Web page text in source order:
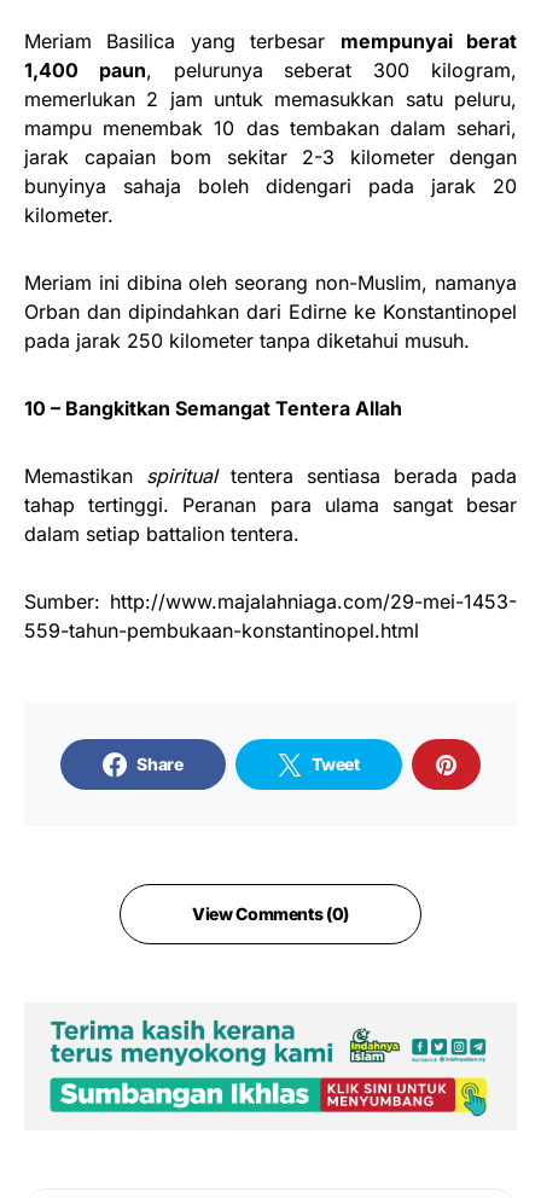
Meriam Basilica yang terbesar mempunyai berat
1,400 paun, pelurunya seberat 300 kilogram,
memerlukan 2 jam untuk memasukkan satu peluru,
mampu menembak 10 das tembakan dalam sehari,
jarak capaian bom sekitar 2-3 kilometer dengan
bunyinya sahaja boleh didengari pada jarak 20
kilometer.
Meriam ini dibina oleh seorang non-Muslim, namanya
Orban dan dipindahkan dari Edirne ke Konstantinopel
pada jarak 250 kilometer tanpa diketahui musuh.
10 – Bangkitkan Semangat Tentera Allah
Memastikan spiritualtentera sentiasa berada pada
tahap tertinggi. Peranan para ulama sangat besar
dalam setiap battalion tentera.
Sumber: http://www.majalahniaga.com/29-mei-1453-
559-tahun-pembukaan-konstantinopel.html
Share Tweet
View Comments (0)